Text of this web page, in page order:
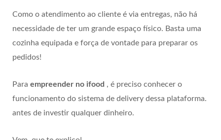
Como o atendimento ao cliente é via entregas, não há
necessidade de ter um grande espaço físico. Basta uma
cozinha equipada e força de vontade para preparar os
pedidos!
Para empreender no ifood , é preciso conhecer o
funcionamento do sistema de delivery dessa plataforma.
antes de investir qualquer dinheiro.